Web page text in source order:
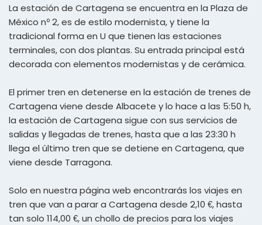
La estación de Cartagena se encuentra en la Plaza de
México nº 2, es de estilo modernista, y tiene la
tradicional forma en U que tienen las estaciones
terminales, con dos plantas. Su entrada principal está
decorada con elementos modernistas y de cerámica.
El primer tren en detenerse en la estación de trenes de
Cartagena viene desde Albacete y lo hace a las 5:50 h,
la estación de Cartagena sigue con sus servicios de
salidas y llegadas de trenes, hasta que a las 23:30 h
llega el último tren que se detiene en Cartagena, que
viene desde Tarragona.
Solo en nuestra página web encontrarás los viajes en
tren que van a parar a Cartagena desde 2,10 €, hasta
tan solo 114,00 €, un chollo de precios para los viajes